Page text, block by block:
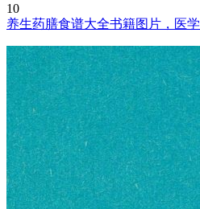
10
养生药膳食谱大全书籍图片，医